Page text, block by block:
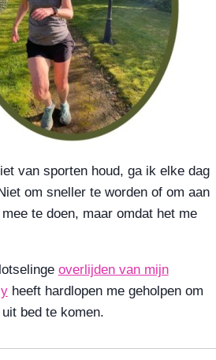
van sporten houd, ga ik elke dag
om sneller te worden of om aan
te doen, maar omdat het me
overlijden van mijn
heeft hardlopen me geholpen om
bed te komen.